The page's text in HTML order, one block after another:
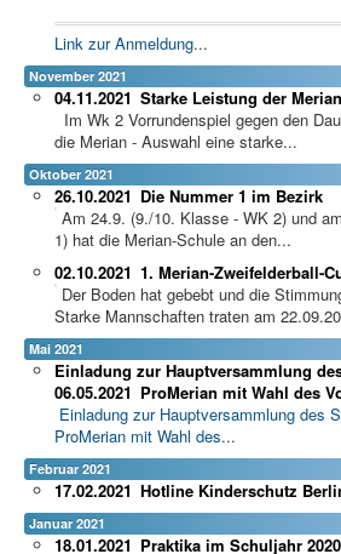
Link zur Anmeldung...
November 2021
Starke Leistung der
04.11.2021
Im Wk 2 Vorrundenspiel gegen den
die Merian - Auswahl eine starke...
Oktober 2021
Die Nummer 1 im Bezirk
26.10.2021
Am 24.9. (9./10. Klasse - WK 2) und
1) hat die Merian-Schule an den...
1. Merian-Zweifelderball-
02.10.2021
Der Boden hat gebebt und die
Starke Mannschaften traten am
Mai 2021
Einladung zur Hauptversammlung
ProMerian mit Wahl des
06.05.2021
Einladung zur Hauptversammlung des
ProMerian mit Wahl des...
Februar 2021
Hotline Kinderschutz
17.02.2021
Januar 2021
Praktika im Schuljahr
18.01.2021